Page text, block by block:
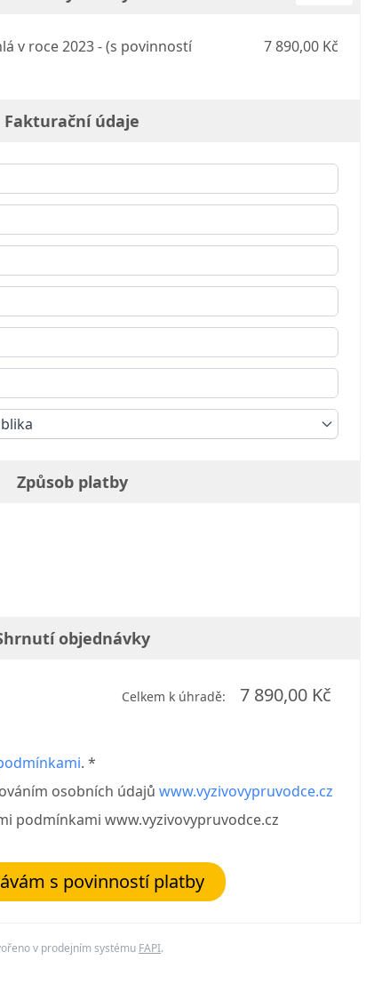
v roce 2023 - (s povinností
7 890,00 Kč
Fakturační údaje
Způsob platby
objednávky
Celkem k úhradě: 7 890,00 Kč
. *
osobních údajů www.vyzivovypruvodce.cz
podmínkami www.vyzivovypruvodce.cz
s povinností platby
v prodejním systému FAPI.